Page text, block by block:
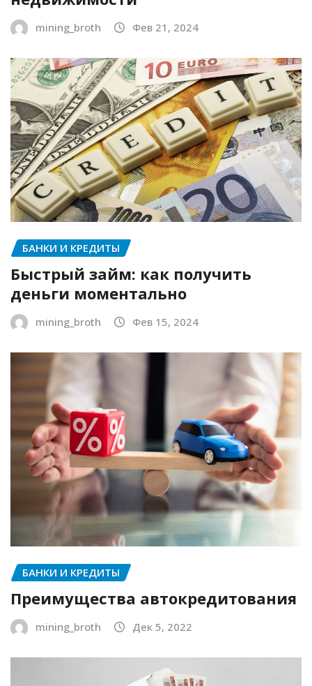
mining_broth Фев 21, 2024
БАНКИ И КРЕДИТЫ
Быстрый займ: как получить
деньги моментально
mining_broth Фев 15, 2024
БАНКИ И КРЕДИТЫ
Преимущества автокредитования
mining_broth Дек 5, 2022